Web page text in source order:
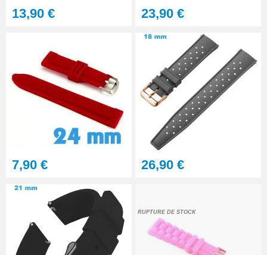
13,90 € 23,90 €
7,90 € 26,90 €
RUPTURE DE STOCK